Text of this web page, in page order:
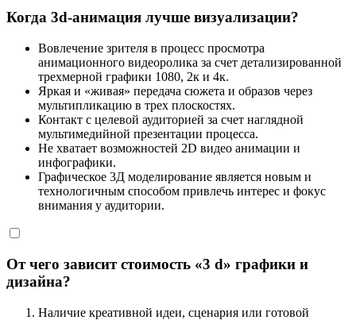
Когда 3d-анимация лучше визуализации?
Вовлечение зрителя в процесс просмотра
анимационного видеоролика за счет детализированной
трехмерной графики 1080, 2к и 4к.
Яркая и «живая» передача сюжета и образов через
мультипликацию в трех плоскостях.
Контакт с целевой аудиторией за счет наглядной
мультимедийной презентации процесса.
Не хватает возможностей 2D видео анимации и
инфографики.
Графическое 3Д моделирование является новым и
технологичным способом привлечь интерес и фокус
внимания у аудитории.
От чего зависит стоимость «3 d» графики и
дизайна?
Наличие креативной идеи, сценария или готовой